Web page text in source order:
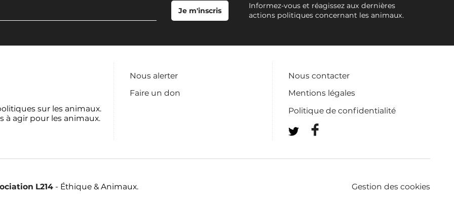
Informez-vous et réagissez aux dernières
actions politiques concernant les animaux.
sur les animaux.
à agir pour les animaux.
Nous alerter
Faire un don
Nous contacter
Mentions légales
Politique de confidentialité
L214 - Éthique & Animaux. Gestion des cookies